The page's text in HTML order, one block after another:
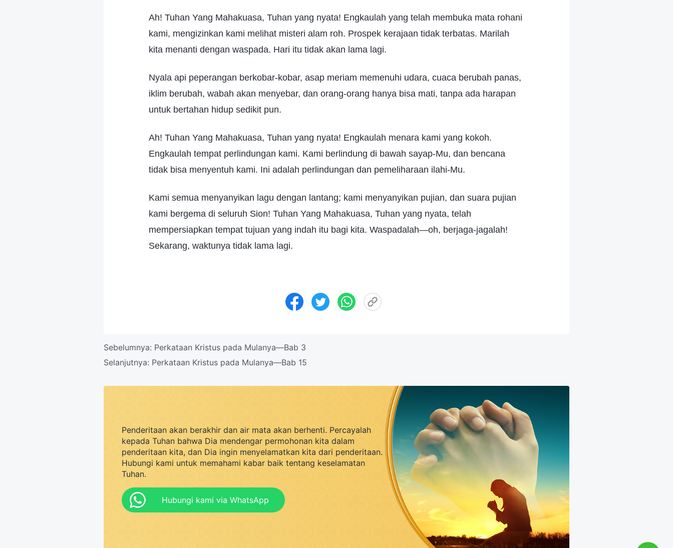
Ah! Tuhan Yang Mahakuasa, Tuhan yang nyata! Engkaulah yang telah membuka mata rohani
kami, mengizinkan kami melihat misteri alam roh. Prospek kerajaan tidak terbatas. Marilah
kita menanti dengan waspada. Hari itu tidak akan lama lagi.
Nyala api peperangan berkobar-kobar, asap meriam memenuhi udara, cuaca berubah panas,
iklim berubah, wabah akan menyebar, dan orang-orang hanya bisa mati, tanpa ada harapan
untuk bertahan hidup sedikit pun.
Ah! Tuhan Yang Mahakuasa, Tuhan yang nyata! Engkaulah menara kami yang kokoh.
Engkaulah tempat perlindungan kami. Kami berlindung di bawah sayap-Mu, dan bencana
tidak bisa menyentuh kami. Ini adalah perlindungan dan pemeliharaan ilahi-Mu.
Kami semua menyanyikan lagu dengan lantang; kami menyanyikan pujian, dan suara pujian
kami bergema di seluruh Sion! Tuhan Yang Mahakuasa, Tuhan yang nyata, telah
mempersiapkan tempat tujuan yang indah itu bagi kita. Waspadalah—oh, berjaga-jagalah!
Sekarang, waktunya tidak lama lagi.
Sebelumnya: Perkataan Kristus pada Mulanya—Bab 3
Selanjutnya: Perkataan Kristus pada Mulanya—Bab 15
Penderitaan akan berakhir dan air mata akan berhenti. Percayalah
kepada Tuhan bahwa Dia mendengar permohonan kita dalam
penderitaan kita, dan Dia ingin menyelamatkan kita dari penderitaan.
Hubungi kami untuk memahami kabar baik tentang keselamatan
Tuhan.
Hubungi kami via WhatsApp